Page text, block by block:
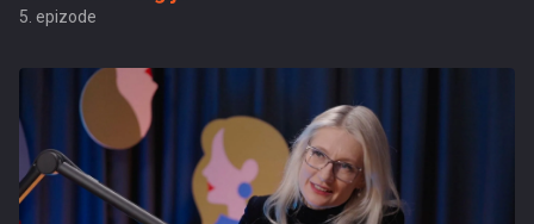
5. epizode